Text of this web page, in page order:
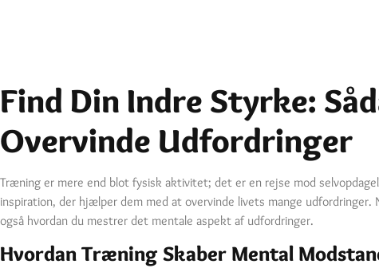
Find Din Indre Styrke:
Overvinde Udfordringer
Træning er mere end blot fysisk aktivitet; det er en rejse mod
inspiration, der hjælper dem med at overvinde livets mange
også hvordan du mestrer det mentale aspekt af udfordringer.
Hvordan Træning Skaber Mental